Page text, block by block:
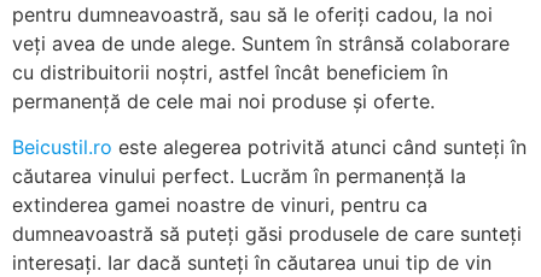
pentru dumneavoastră, sau să le oferiți cadou, la noi
veți avea de unde alege. Suntem în strânsă colaborare
cu distribuitorii noștri, astfel încât beneficiem în
permanență de cele mai noi produse și oferte.
Beicustil.ro este alegerea potrivită atunci când sunteți în
căutarea vinului perfect. Lucrăm în permanență la
extinderea gamei noastre de vinuri, pentru ca
dumneavoastră să puteți găsi produsele de care sunteți
interesați. Iar dacă sunteți în căutarea unui tip de vin